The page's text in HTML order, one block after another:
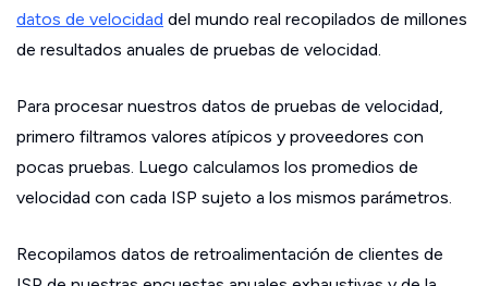
datos de velocidad del mundo real recopilados de millones
de resultados anuales de pruebas de velocidad.
Para procesar nuestros datos de pruebas de velocidad,
primero filtramos valores atípicos y proveedores con
pocas pruebas. Luego calculamos los promedios de
velocidad con cada ISP sujeto a los mismos parámetros.
Recopilamos datos de retroalimentación de clientes de